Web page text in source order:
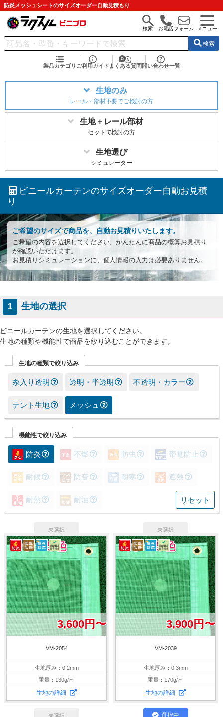
防炎メッシュシートのサイズオーダー自動見積もり
検索 お電話フォーム メニュー
検索
製品カテゴリ ご利用ガイド よくある質問 問い合わせ一覧
生地のみ
レール・部材不要でご検討の方
生地＋レール部材
セットで検討の方
生地選び
シミュレーター
ビニールカーテンのサイズオーダー自動お見積
り
ご希望のサイズで商品を、自動お見積りいたします。
ご希望の内容を選択してください。かんたんに商品の概算お見積り
が確認いただけます。
お見積りシミュレーションに、個人情報の入力は必要ありません。
1 生地の選択
ビニールカーテンの生地を選択してください。
生地の種類や機能性で商品を絞り込むことができます。
生地の種類で絞り込み
糸入り透明 透明・半透明 不透明・カラー
テント生地 メッシュ
機能性で絞り込み
防炎 不燃 防虫 帯電防止
耐候 防音 耐寒 遮熱
耐熱 耐油 リセット
3,600円〜
VM-2054
生地厚み：0.2mm
重量：130g/㎡
生地の詳細
3,900円〜
VM-2039
生地厚み：0.3mm
重量：170g/㎡
生地の詳細